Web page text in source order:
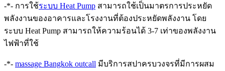
-*- การใช้ระบบ Heat Pump สามารถใช้เป็นมาตรการประหยัด
พลังงานของอาคารและโรงงานที่ต้องประหยัดพลังงาน โดย
ระบบ Heat Pump สามารถให้ความร้อนได้ 3-7 เท่าของพลังงาน
ไฟฟ้าที่ใช้
-*- massage Bangkok outcall มีบริการสปาครบวงจรที่มีการผสม